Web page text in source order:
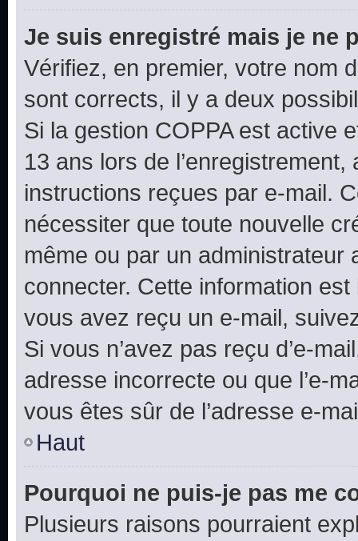
Je suis enregistré mais je ne
Vérifiez, en premier, votre nom
sont corrects, il y a deux
Si la gestion COPPA est active
13 ans lors de
instructions reçues par e-mail.
nécessiter que toute nouvelle
même ou par un
connecter. Cette information
vous avez reçu un e-mail,
Si vous n’avez pas reçu d’e-
adresse incorrecte ou que l’e-
vous êtes sûr de l’adresse e-
Haut
Pourquoi ne puis-je pas me
Plusieurs raisons pourraient